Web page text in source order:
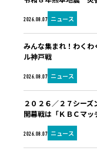
2026.08.07 ニュース
2026.08.07 ニュース
みんな集まれ！わく
ル神戸戦
2026.08.07 ニュース
２０２６／２７シー
開幕戦は「ＫＢＣマッ